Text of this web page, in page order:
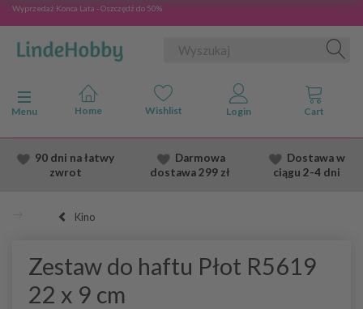
Wyprzedaż Konca Lata - Oszczędź do 50%
Przełącz nawigację
Menu
90 dni na łatwy
zwrot
Darmowa
dostawa299 zł
Dostawaw
ciągu 2-4 dni
Kino
Zestaw do haftu Płot R5619
22 x 9 cm